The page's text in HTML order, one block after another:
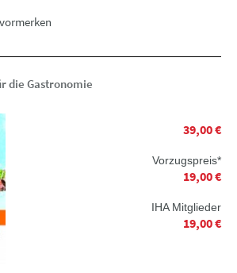
die Gastronomie
39,00 €
Vorzugspreis*
19,00 €
IHA Mitglieder
19,00 €